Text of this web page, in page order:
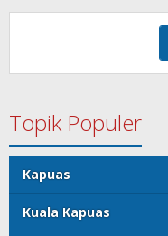
Topik Populer
Kapuas
Kuala Kapuas